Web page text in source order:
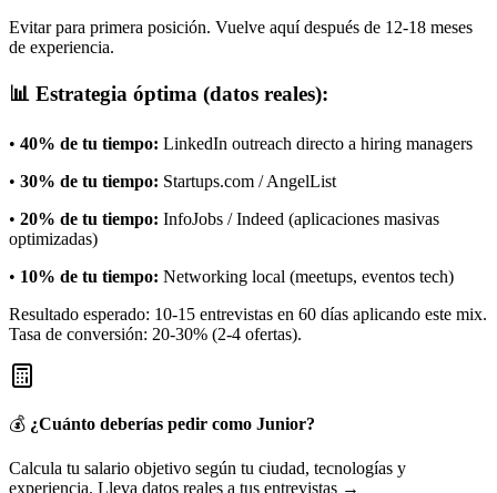
Evitar para primera posición. Vuelve aquí después de 12-18 meses
de experiencia.
📊 Estrategia óptima (datos reales):
• 40% de tu tiempo: LinkedIn outreach directo a hiring managers
• 30% de tu tiempo: Startups.com / AngelList
• 20% de tu tiempo: InfoJobs / Indeed (aplicaciones masivas
optimizadas)
• 10% de tu tiempo: Networking local (meetups, eventos tech)
Resultado esperado: 10-15 entrevistas en 60 días aplicando este mix.
Tasa de conversión: 20-30% (2-4 ofertas).
💰 ¿Cuánto deberías pedir como Junior?
Calcula tu salario objetivo según tu ciudad, tecnologías y
experiencia. Lleva datos reales a tus entrevistas →